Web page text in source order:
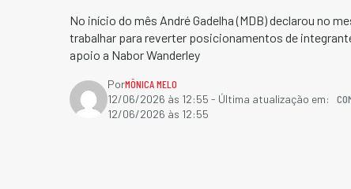
No início do mês André Gadelha (MDB) declarou no
trabalhar para reverter posicionamentos de
apoio a Nabor Wanderley
PorMÔNICA MELO
12/06/2026 às 12:55 - Última atualização em:
12/06/2026 às 12:55